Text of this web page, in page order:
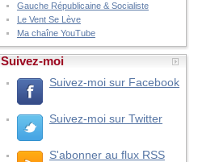
Gauche Républicaine & Socialiste
Le Vent Se Lève
Ma chaîne YouTube
Suivez-moi
Suivez-moi sur Facebook
Suivez-moi sur Twitter
S'abonner au flux RSS